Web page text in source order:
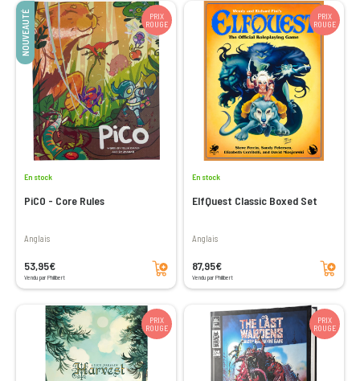
NOUVEAUTÉ
PRIX
ROUGE
En stock
PiCO - Core Rules
Anglais
53,95€
Vendu par Philibert
Ajouter au panier
PRIX
ROUGE
En stock
ElfQuest Classic Boxed Set
Anglais
87,95€
Vendu par Philibert
Ajouter au panier
PRIX
ROUGE
PRIX
ROUGE